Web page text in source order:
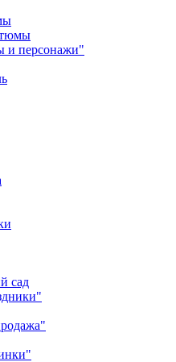
и персонажи"
сад